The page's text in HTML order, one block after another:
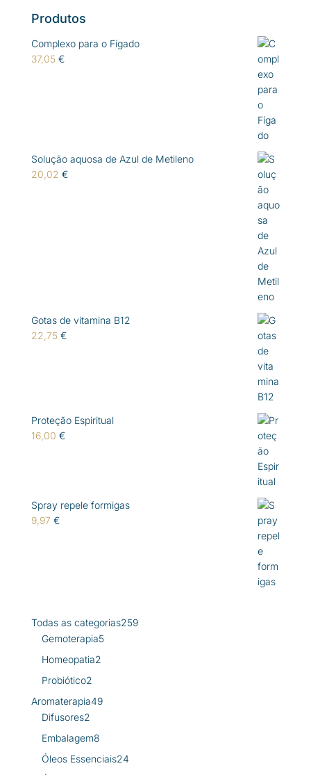
Produtos
Complexo para o Fígado
37,05 €
Solução aquosa de Azul de Metileno
20,02 €
Gotas de vitamina B12
22,75 €
Proteção Espiritual
16,00 €
Spray repele formigas
9,97 €
Todas as categorias259259
Gemoterapia55
Homeopatia22
Probiótico22
produtos
Aromaterapia4949
Difusores22
produtos
Embalagem88
produtos
Óleos Essenciais2424